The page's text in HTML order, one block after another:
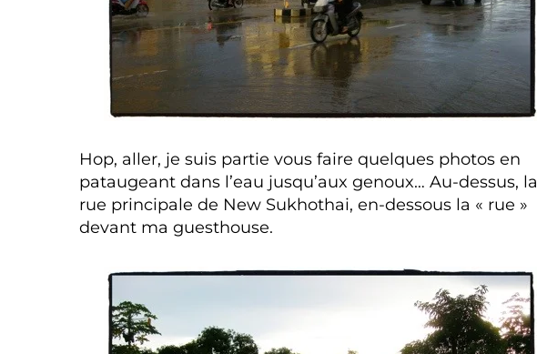
Hop, aller, je suis partie vous faire quelques photos en
pataugeant dans l’eau jusqu’aux genoux… Au-dessus, la
rue principale de New Sukhothai, en-dessous la « rue »
devant ma guesthouse.